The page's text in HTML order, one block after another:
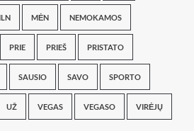
MĖN NEMOKAMOS
PRIE PRIEŠ PRISTATO
SAUSIO SAVO SPORTO
UŽ VEGAS VEGASO VIRĖJŲ